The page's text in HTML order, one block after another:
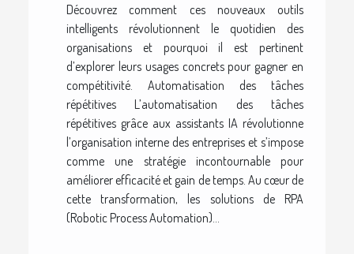
Découvrez comment ces nouveaux outils
intelligents révolutionnent le quotidien des
organisations et pourquoi il est pertinent
d’explorer leurs usages concrets pour gagner en
compétitivité. Automatisation des tâches
répétitives L’automatisation des tâches
répétitives grâce aux assistants IA révolutionne
l’organisation interne des entreprises et s’impose
comme une stratégie incontournable pour
améliorer efficacité et gain de temps. Au cœur de
cette transformation, les solutions de RPA
(Robotic Process Automation)...